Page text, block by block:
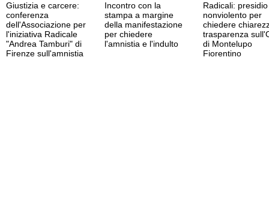
Giustizia e carcere:
conferenza
dell'Associazione per
l'iniziativa Radicale
"Andrea Tamburi" di
Firenze sull'amnistia
Incontro con la
stampa a margine
della manifestazione
per chiedere
l'amnistia e l'indulto
Radicali: presidio
nonviolento per
chiedere
trasparenza
di Montelupo
Fiorentino